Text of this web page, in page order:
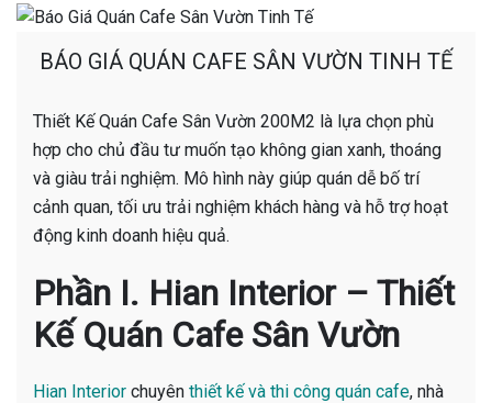
BÁO GIÁ QUÁN CAFE SÂN VƯỜN TINH TẾ
Thiết Kế Quán Cafe Sân Vườn 200M2 là lựa chọn phù
hợp cho chủ đầu tư muốn tạo không gian xanh, thoáng
và giàu trải nghiệm. Mô hình này giúp quán dễ bố trí
cảnh quan, tối ưu trải nghiệm khách hàng và hỗ trợ hoạt
động kinh doanh hiệu quả.
Phần I. Hian Interior – Thiết
Kế Quán Cafe Sân Vườn
Hian Interior chuyên thiết kế và thi công quán cafe, nhà